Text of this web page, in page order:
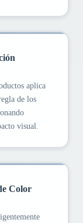
aplica
de los
visual.
Color